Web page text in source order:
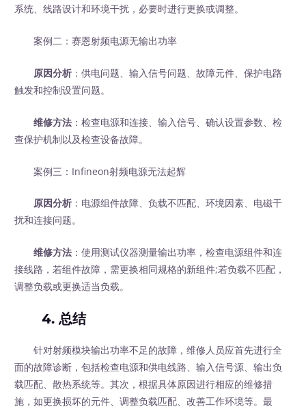
系统、线路设计和环境干扰，必要时进行更换或调整。
案例二：赛恩射频电源无输出功率
原因分析 ：供电问题、输入信号问题、故障元件、保护电路
触发和控制设置问题。
维修方法 ：检查电源和连接、输入信号、确认设置参数、检
查保护机制以及检查设备故障。
案例三：Infineon射频电源无法起辉
原因分析 ：电源组件故障、负载不匹配、环境因素、电磁干
扰和连接问题。
维修方法 ：使用测试仪器测量输出功率，检查电源组件和连
接线路，若组件故障，需更换相同规格的新组件;若负载不匹配，
调整负载或更换适当负载。
4. 总结
针对射频模块输出功率不足的故障，维修人员应首先进行全
面的故障诊断，包括检查电源和供电线路、输入信号源、输出负
载匹配、散热系统等。其次，根据具体原因进行相应的维修措
施，如更换损坏的元件、调整负载匹配、改善工作环境等。最